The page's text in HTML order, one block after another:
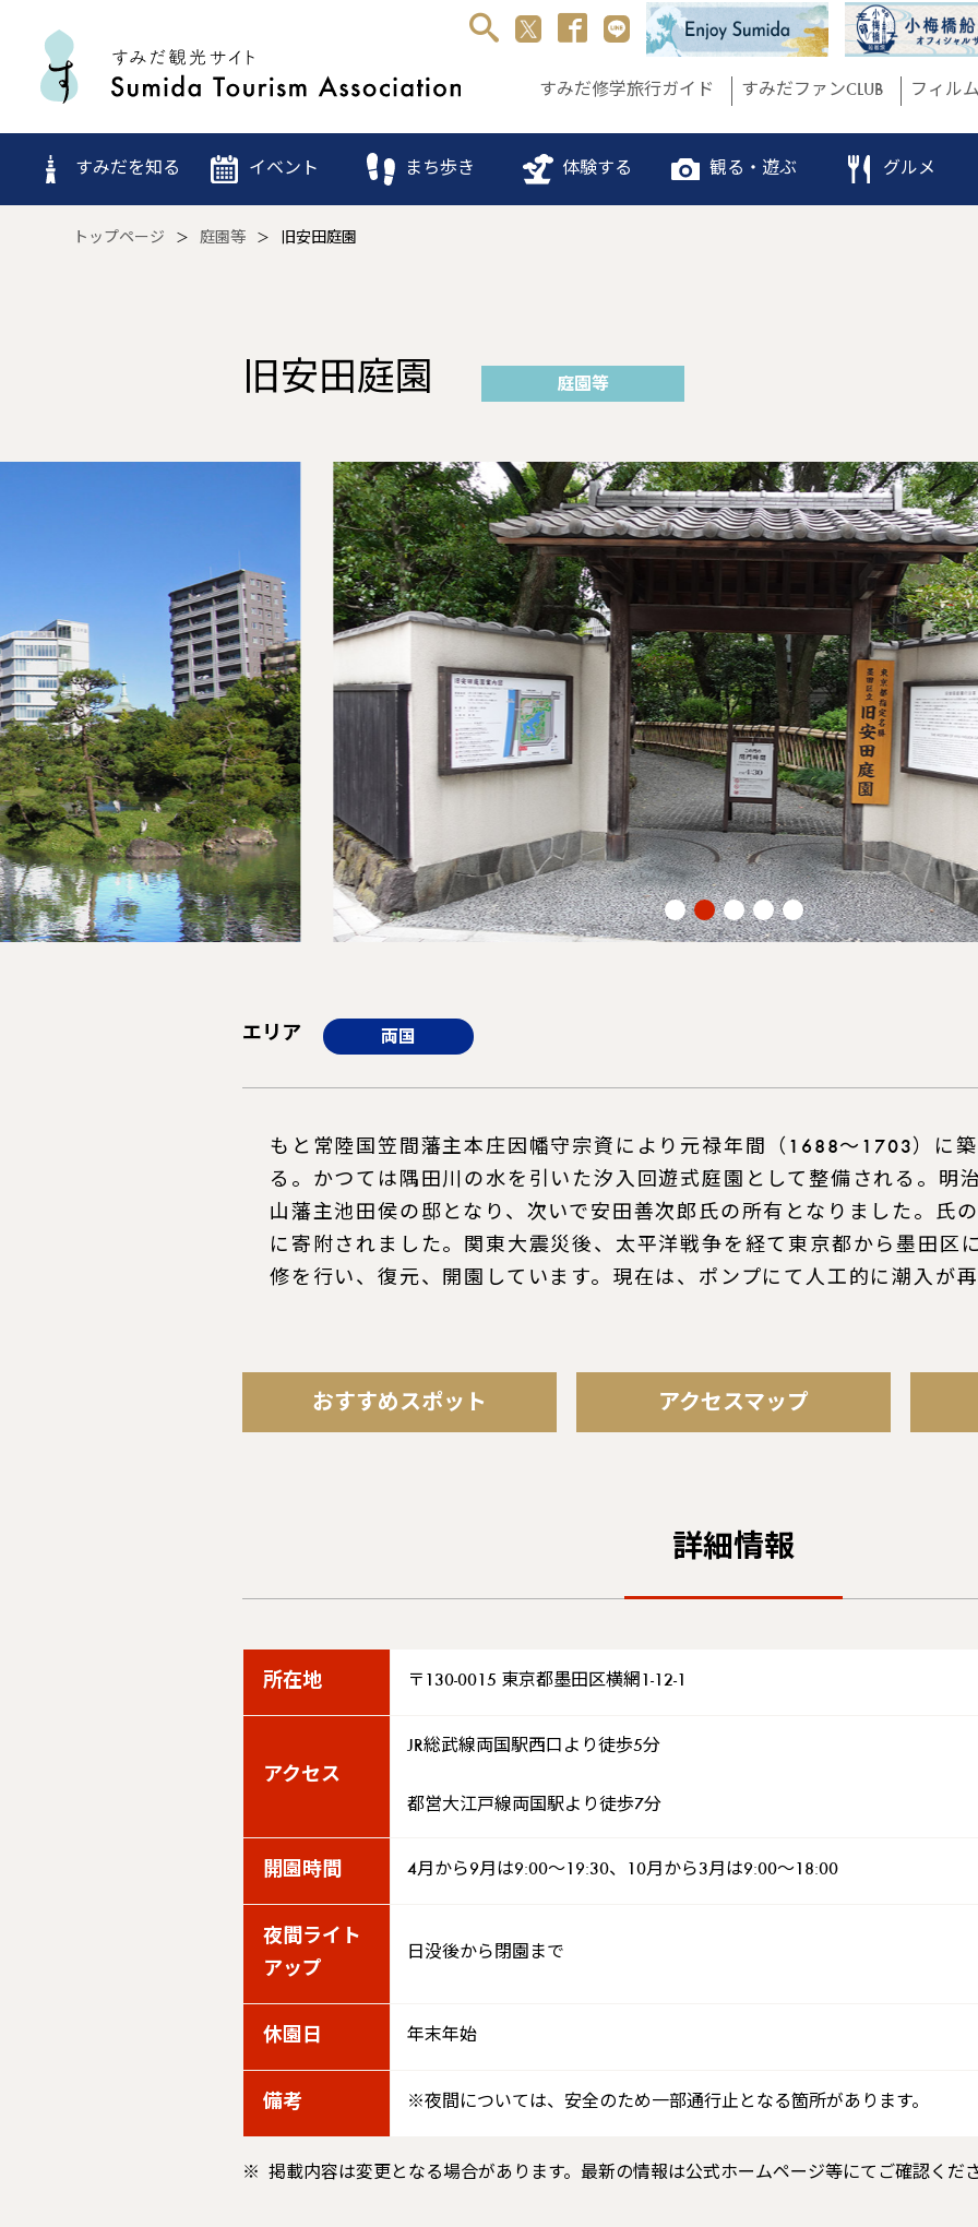
すみだ修学旅行ガイド すみだファンCLUB フィル
すみだを知る イベント まち歩き 体験する 観る・遊ぶ グルメ
トップページ 庭園等 旧安田庭園
旧安田庭園 庭園等
エリア 両国
もと常陸国笠間藩主本庄因幡守宗資により元禄年間（1688〜1703）に
る。かつては隅田川の水を引いた汐入回遊式庭園として整備される。明
山藩主池田侯の邸となり、次いで安田善次郎氏の所有となりました。氏
に寄附されました。関東大震災後、太平洋戦争を経て東京都から墨田区
修を行い、復元、開園しています。現在は、ポンプにて人工的に潮入が
おすすめスポット アクセスマップ
詳細情報
所在地 〒130-0015 東京都墨田区横網1-12-1
アクセス
JR総武線両国駅西口より徒歩5分
都営大江戸線両国駅より徒歩7分
開園時間 4月から9月は9:00～19:30、10月から3月は9:00～18:00
夜間ライト
アップ
日没後から閉園まで
休園日 年末年始
備考 ※夜間については、安全のため一部通行止となる箇所があります。
掲載内容は変更となる場合があります。最新の情報は公式ホームページ等にてご確認くだ